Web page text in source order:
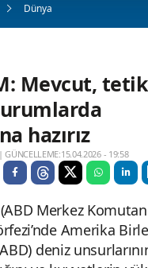
Dünya
Mevcut,
hazırız
|GÜNCELLEME:15.04.2026 - 19:58
Merkez
Amerika
deniz